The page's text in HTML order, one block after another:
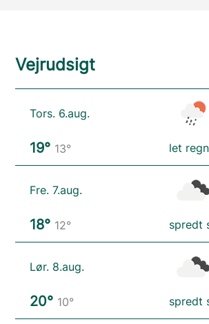
Vejrudsigt
Tors. 6.aug.
19° 13° let regn
Fre. 7.aug.
18° 12° spredt
Lør. 8.aug.
20° 10° spredt